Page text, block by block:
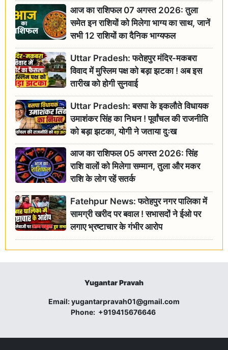
आज का राशिफल 07 अगस्त 2026: तुला
समेत इन राशियों को मिलेगा भाग्य का साथ, जानें
सभी 12 राशियों का दैनिक भाग्यफल
Uttar Pradesh: फतेहपुर मंदिर-मकबरा
विवाद में मुस्लिम पक्ष को बड़ा झटका ! अब इस
तारीख को होगी सुनवाई
Uttar Pradesh: बसपा के इकलौते विधायक
उमाशंकर सिंह का निधन ! पूर्वांचल की राजनीति
को बड़ा झटका, योगी ने जताया दुःख
आज का राशिफल 05 अगस्त 2026: सिंह
राशि वालों को मिलेगा सम्मान, तुला और मकर
राशि के लोग रहें सतर्क
Fatehpur News: फतेहपुर नगर पालिका में
सामग्री खरीद पर बवाल ! सभासदों ने ईओ पर
लगाए भ्रष्टाचार के गंभीर आरोप
Yugantar Pravah
Email:yugantarpravah01@gmail.com
Phone: +919415676646